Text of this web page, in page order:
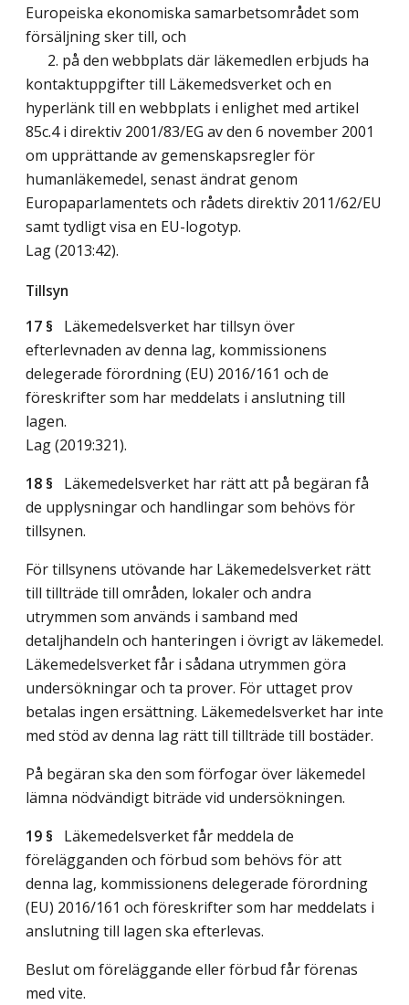
Europeiska ekonomiska samarbetsområdet som
försäljning sker till, och
2. på den webbplats där läkemedlen erbjuds ha
kontaktuppgifter till Läkemedsverket och en
hyperlänk till en webbplats i enlighet med artikel
85c.4 i direktiv 2001/83/EG av den 6 november 2001
om upprättande av gemenskapsregler för
humanläkemedel, senast ändrat genom
Europaparlamentets och rådets direktiv 2011/62/EU
samt tydligt visa en EU-logotyp.
Lag (2013:42).
Tillsyn
17 § Läkemedelsverket har tillsyn över
efterlevnaden av denna lag, kommissionens
delegerade förordning (EU) 2016/161 och de
föreskrifter som har meddelats i anslutning till
lagen.
Lag (2019:321).
18 § Läkemedelsverket har rätt att på begäran få
de upplysningar och handlingar som behövs för
tillsynen.
För tillsynens utövande har Läkemedelsverket rätt
till tillträde till områden, lokaler och andra
utrymmen som används i samband med
detaljhandeln och hanteringen i övrigt av läkemedel.
Läkemedelsverket får i sådana utrymmen göra
undersökningar och ta prover. För uttaget prov
betalas ingen ersättning. Läkemedelsverket har inte
med stöd av denna lag rätt till tillträde till bostäder.
På begäran ska den som förfogar över läkemedel
lämna nödvändigt biträde vid undersökningen.
19 § Läkemedelsverket får meddela de
förelägganden och förbud som behövs för att
denna lag, kommissionens delegerade förordning
(EU) 2016/161 och föreskrifter som har meddelats i
anslutning till lagen ska efterlevas.
Beslut om föreläggande eller förbud får förenas
med vite.